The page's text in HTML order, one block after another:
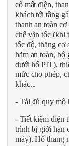
cố mất điện,
khách tới tầng
thanh an toàn
chế vận tốc (khi
tốc độ, thắng cơ
hãm an toàn, bộ
dưới hố PIT),
mức cho phép,
khác...
- Tải đủ quy mô
- Tiết kiệm diện
trình bị giới hạn
máy). Hố thang